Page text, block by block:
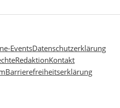
EventsDatenschutzerklärung
RedaktionKontakt
Barrierefreiheitserklärung